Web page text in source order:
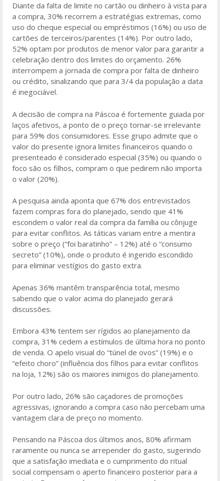
Diante da falta de limite no cartão ou dinheiro à vista para
a compra, 30% recorrem a estratégias extremas, como
uso do cheque especial ou empréstimos (16%) ou uso de
cartões de terceiros/parentes (14%). Por outro lado,
52% optam por produtos de menor valor para garantir a
celebração dentro dos limites do orçamento. 26%
interrompem a jornada de compra por falta de dinheiro
ou crédito, sinalizando que para 3/4 da população a data
é inegociável.
A decisão de compra na Páscoa é fortemente guiada por
laços afetivos, a ponto de o preço tornar-se irrelevante
para 59% dos consumidores. Esse grupo admite que o
valor do presente ignora limites financeiros quando o
presenteado é considerado especial (35%) ou quando o
foco são os filhos, compram o que pedirem não importa
o valor (20%).
A pesquisa ainda aponta que 67% dos entrevistados
fazem compras fora do planejado, sendo que 41%
escondem o valor real da compra da família ou cônjuge
para evitar conflitos. As táticas variam entre a mentira
sobre o preço (“foi baratinho” – 12%) até o “consumo
secreto” (10%), onde o produto é ingerido escondido
para eliminar vestígios do gasto extra.
Apenas 36% mantêm transparência total, mesmo
sabendo que o valor acima do planejado gerará
discussões.
Embora 43% tentem ser rígidos ao planejamento da
compra, 31% cedem a estímulos de última hora no ponto
de venda. O apelo visual do “túnel de ovos” (19%) e o
“efeito choro” (influência dos filhos para evitar conflitos
na loja, 12%) são os maiores inimigos do planejamento.
Por outro lado, 26% são caçadores de promoções
agressivas, ignorando a compra caso não percebam uma
vantagem clara de preço no momento.
Pensando na Páscoa dos últimos anos, 80% afirmam
raramente ou nunca se arrepender do gasto, sugerindo
que a satisfação imediata e o cumprimento do ritual
social compensam o aperto financeiro posterior para a